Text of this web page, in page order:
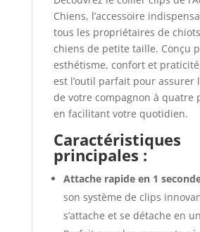
Chiens, l’accessoire
tous les propriétaires de
chiens de petite taille. Conçu
esthétisme, confort et
est l’outil parfait pour assurer
de votre compagnon à quatre
en facilitant votre quotidien.
Caractéristiques
principales :
Attache rapide en 1
son système de clips
s’attache et se détache en